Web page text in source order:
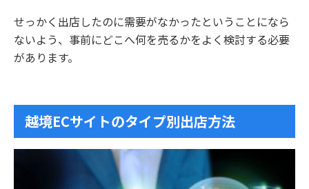
せっかく出店したのに需要がなかったということになら
ないよう、事前にどこへ何を売るかをよく検討する必要
があります。
越境ECサイトのタイプ別出店方法